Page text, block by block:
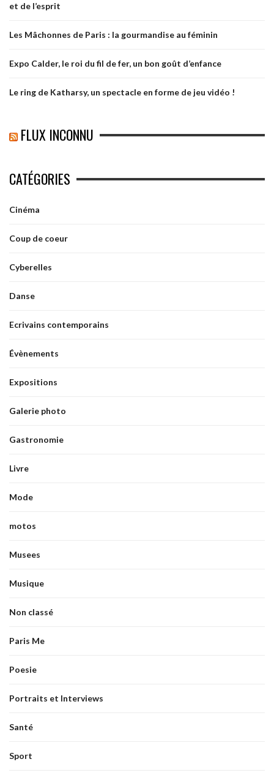
et de l’esprit
Les Mâchonnes de Paris : la gourmandise au féminin
Expo Calder, le roi du fil de fer, un bon goût d’enfance
Le ring de Katharsy, un spectacle en forme de jeu vidéo !
FLUX INCONNU
CATÉGORIES
Cinéma
Coup de coeur
Cyberelles
Danse
Ecrivains contemporains
Évènements
Expositions
Galerie photo
Gastronomie
Livre
Mode
motos
Musees
Musique
Non classé
Paris Me
Poesie
Portraits et Interviews
Santé
Sport